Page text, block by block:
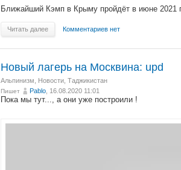
Ближайший Кэмп в Крыму пройдёт в июне 2021
Читать далее Комментариев нет
Новый лагерь на Москвина: upd
Альпинизм Новости Таджикистан
Пишет Pablo , 16.08.2020 11:01
Пока мы тут..., а они уже построили !